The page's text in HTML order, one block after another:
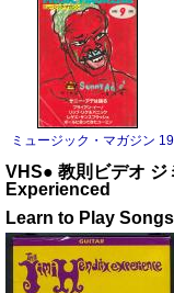
ミュージック・マガジン
VHS● 教則ビデオ
Experienced
Learn to Play